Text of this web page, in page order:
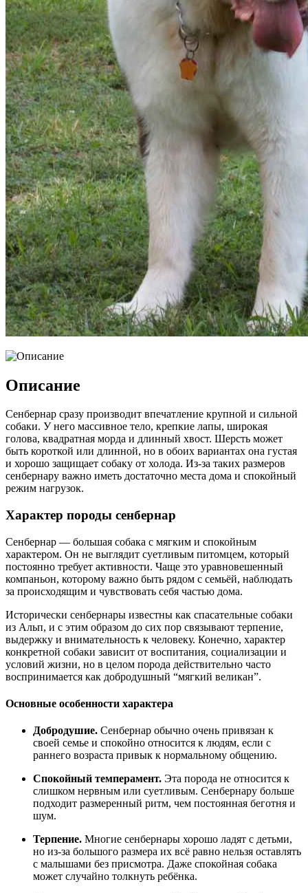
Описание
Сенбернар сразу производит впечатление крупной и сильной
собаки. У него массивное тело, крепкие лапы, широкая
голова, квадратная морда и длинный хвост. Шерсть может
быть короткой или длинной, но в обоих вариантах она густая
и хорошо защищает собаку от холода. Из-за таких размеров
сенбернару важно иметь достаточно места дома и спокойный
режим нагрузок.
Характер породы сенбернар
Сенбернар — большая собака с мягким и спокойным
характером. Он не выглядит суетливым питомцем, который
постоянно требует активности. Чаще это уравновешенный
компаньон, которому важно быть рядом с семьёй, наблюдать
за происходящим и чувствовать себя частью дома.
Исторически сенбернары известны как спасательные собаки
из Альп, и с этим образом до сих пор связывают терпение,
выдержку и внимательность к человеку. Конечно, характер
конкретной собаки зависит от воспитания, социализации и
условий жизни, но в целом порода действительно часто
воспринимается как добродушный “мягкий великан”.
Основные особенности характера
Добродушие. Сенбернар обычно очень привязан к
своей семье и спокойно относится к людям, если с
раннего возраста привык к нормальному общению.
Спокойный темперамент. Эта порода не относится к
слишком нервным или суетливым. Сенбернару больше
подходит размеренный ритм, чем постоянная беготня и
шум.
Терпение. Многие сенбернары хорошо ладят с детьми,
но из-за большого размера их всё равно нельзя оставлять
с малышами без присмотра. Даже спокойная собака
может случайно толкнуть ребёнка.